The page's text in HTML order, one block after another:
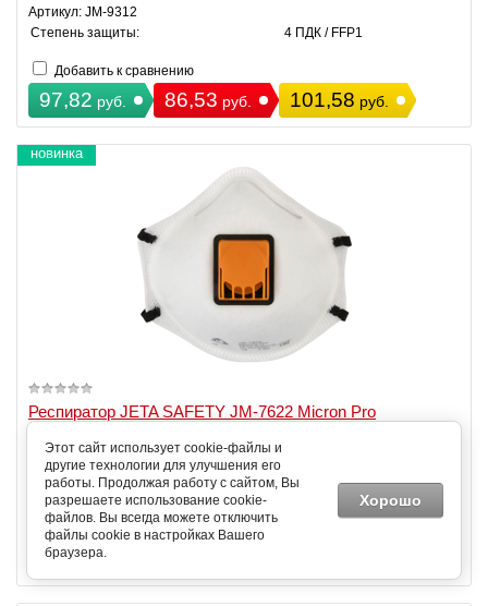
Артикул: JM-9312
Степень защиты:
4 ПДК / FFP1
Добавить к сравнению
97,82 руб. 86,53 руб. 101,58 руб.
новинка
Респиратор JETA SAFETY JM-7622 Micron Pro
противоаэрозольный с клапаном, чашеобразный, класс
защиты FFP2 R D, в упаковке 10 шт
Артикул: JM-7622
Степень защиты:
12 ПДК / FFP2
Добавить к сравнению
97,82 руб.
Этот сайт использует cookie-файлы и
другие технологии для улучшения его
работы. Продолжая работу с сайтом, Вы
разрешаете использование cookie-
файлов. Вы всегда можете отключить
файлы cookie в настройках Вашего
браузера.
Хорошо